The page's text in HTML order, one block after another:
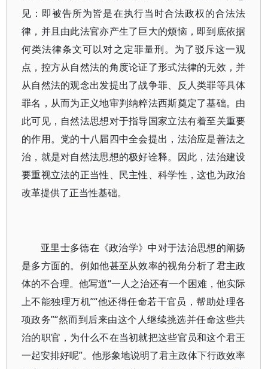
见：即被告所为皆是在执行当时合法政权的合法法
律，并且由此法官亦产生了巨大的烦恼，即到底依据
何类法律条文可以对之定罪量刑。为了驳斥这一观
点，控方从自然法的角度论证了形式法律的无效，并
从自然法的观念出发提出了战争罪、反人类罪等具体
罪名，从而为正义地审判纳粹法西斯奠定了基础。由
此可见，自然法思想对于指导国家立法有着至关重要
的作用。党的十八届四中全会提出，法治应是善法之
治，就是对自然法思想的极好诠释。因此，法治建设
要重视立法的正当性、民主性、科学性，这也为政治
改革提供了正当性基础。
亚里士多德在《政治学》中对于法治思想的阐扬
是多方面的。例如他甚至从效率的视角分析了君主政
体的不合理。他写道“一人之治还有一个困难，他实际
上不能独理万机”“他还得任命若干官员，帮助处理各
项政务”“然而到后来由这个人继续挑选并任命这些共
治的职官，为什么不在当初就把这些官员和这个君王
一起安排好呢”。他形象地说明了君主政体下行政效率